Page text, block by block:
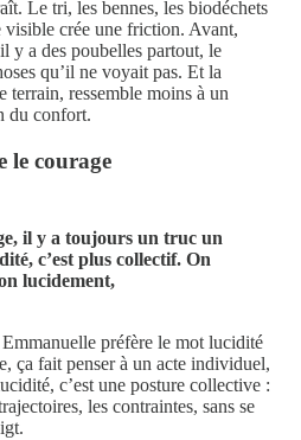
Le tri, les bennes, les biodéchets
visible crée une friction. Avant,
y a des poubelles partout, le
qu’il ne voyait pas. Et la
terrain, ressemble moins à un
du confort.
le courage
il y a toujours un truc un
c’est plus collectif. On
lucidement,
préfère le mot lucidité
ça fait penser à un acte individuel,
c’est une posture collective :
les contraintes, sans se